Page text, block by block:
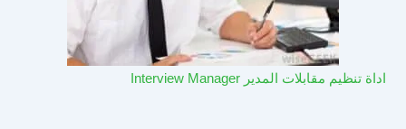
اداة تنظيم مقابلات المدير Interview Manager